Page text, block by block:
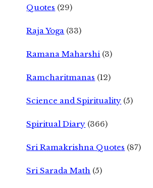
Quotes (29)
Raja Yoga (33)
Ramana Maharshi (3)
Ramcharitmanas (12)
Science and Spirituality (5)
Spiritual Diary (366)
Sri Ramakrishna Quotes (87)
Sri Sarada Math (5)